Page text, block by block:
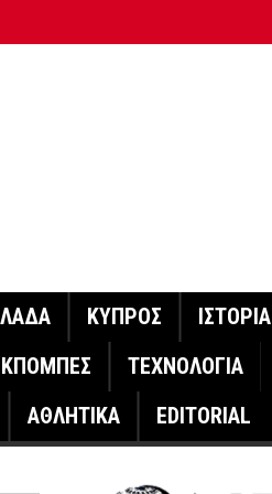
ΚΥΠΡΟΣ
ΙΣΤΟΡΙΑ
ΤΕΧΝΟΛΟΓΙΑ
ΑΘΛΗΤΙΚΑ EDITORIAL